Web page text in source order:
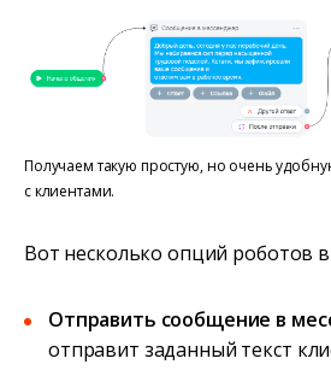
Получаем такую простую, но очень
с клиентами.
Вот несколько опций роботов в
Отправить сообщение в
отправит заданный текст